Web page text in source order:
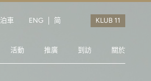
泊車 ENG 简
活動 推廣 到訪 關於